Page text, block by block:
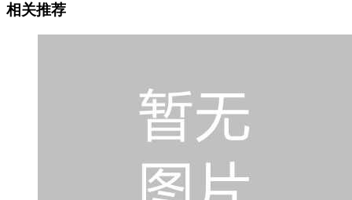
相关推荐